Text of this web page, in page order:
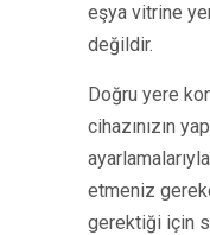
eşya vitrine
değildir.
Doğru yere
cihazınızın
etmeniz
gerektiği için